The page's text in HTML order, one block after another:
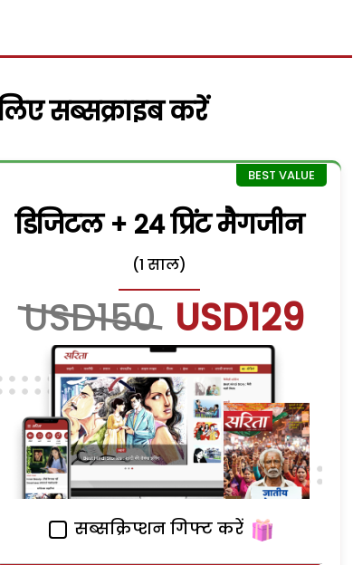
सब्सक्राइब करें
डिजिटल + 24 प्रिंट मैगजीन
(1 साल)
USD150 USD129
सब्सक्रिप्शन गिफ्ट करें